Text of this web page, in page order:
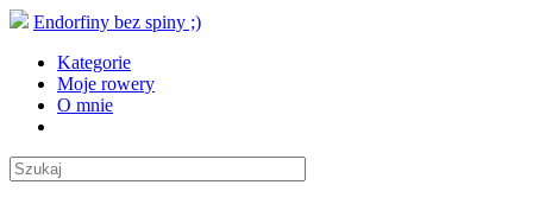
Endorfiny bez spiny ;)
Kategorie
Moje rowery
O mnie